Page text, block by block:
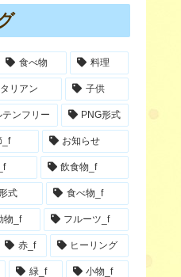
食べ物 料理
リアン 子供
テンフリー PNG形式
_f お知らせ
飲食物_f
式 食べ物_f
物_f フルーツ_f
赤_f ヒーリング
緑_f 小物_f